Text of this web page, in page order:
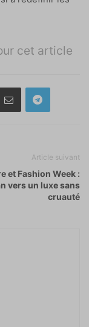
cet article
Article suivant
et Fashion Week :
vers un luxe sans
cruauté